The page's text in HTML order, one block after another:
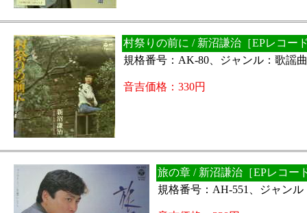
村祭りの前に / 新沼謙治［EPレコー
規格番号：AK-80、ジャンル：歌謡
音吉価格：330円
旅の章 / 新沼謙治［EPレコー
規格番号：AH-551、ジャン